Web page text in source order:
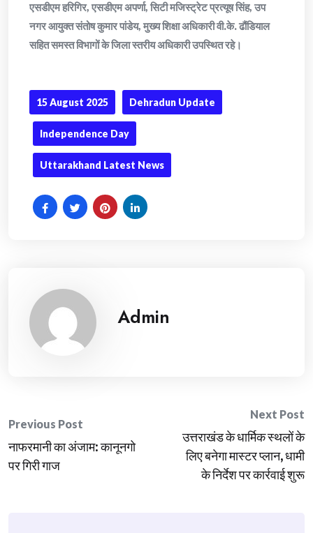
एसडीएम हरिगिर, एसडीएम अपर्णा, सिटी मजिस्ट्रेट प्रत्यूष सिंह, उप
नगर आयुक्त संतोष कुमार पांडेय, मुख्य शिक्षा अधिकारी वी.के. ढौंडियाल
सहित समस्त विभागों के जिला स्तरीय अधिकारी उपस्थित रहे।
15 August 2025 Dehradun Update
Independence Day
Uttarakhand Latest News
Admin
Post
navigation
Previous Post
नाफरमानी का अंजाम: कानूनगो
पर गिरी गाज
Next Post
उत्तराखंड के धार्मिक स्थलों के
लिए बनेगा मास्टर प्लान, धामी
के निर्देश पर कार्रवाई शुरू